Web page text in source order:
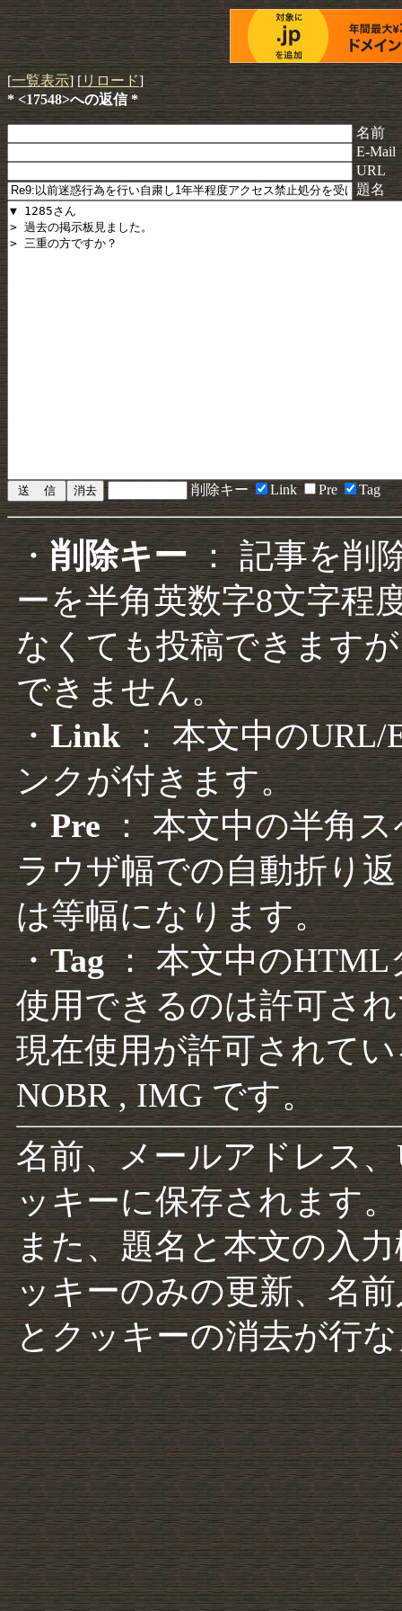
[一覧表示] [リロード]
* <17548>への返信 *
名前
E-Mail
URL
題名
削除キー Link Pre Tag
・削除キー： 記事を削
ーを半角英数字8文字程
なくても投稿できます
できません。
・Link： 本文中のURL/
ンクが付きます。
・Pre： 本文中の半角
ラウザ幅での自動折り
は等幅になります。
・Tag： 本文中のHTML
使用できるのは許可さ
現在使用が許可されて
NOBR , IMG です。
名前、メールアドレス
ッキーに保存されます。
また、題名と本文の入
ッキーのみの更新、名
とクッキーの消去が行